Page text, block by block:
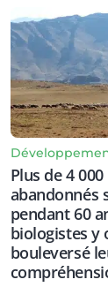
Plus de 4
abandonnés
pendant 60
biologistes y
bouleversé